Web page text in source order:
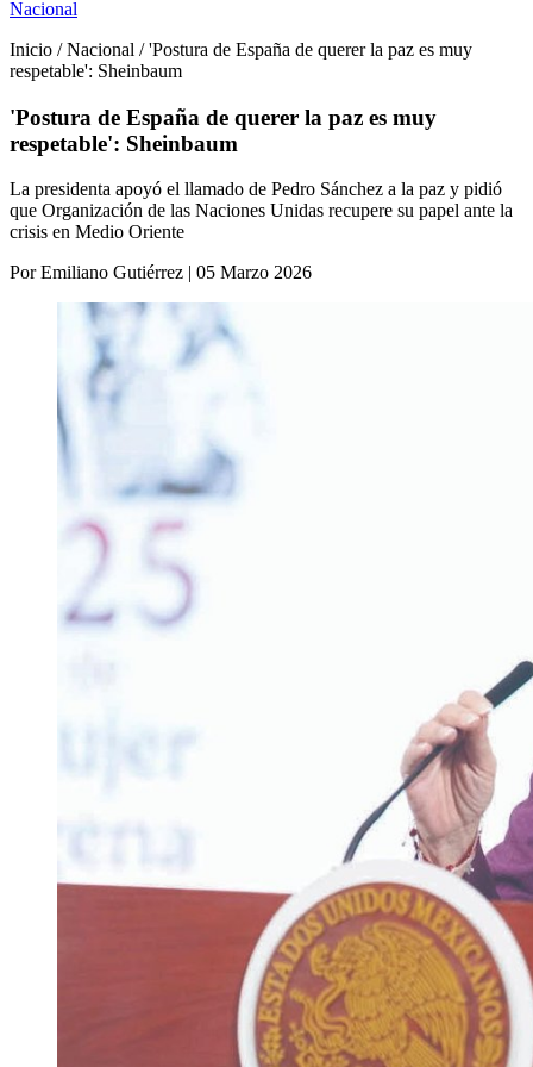
Nacional
Inicio / Nacional / 'Postura de España de querer la paz es muy
respetable': Sheinbaum
'Postura de España de querer la paz es muy
respetable': Sheinbaum
La presidenta apoyó el llamado de Pedro Sánchez a la paz y pidió
que Organización de las Naciones Unidas recupere su papel ante la
crisis en Medio Oriente
Por Emiliano Gutiérrez | 05 Marzo 2026